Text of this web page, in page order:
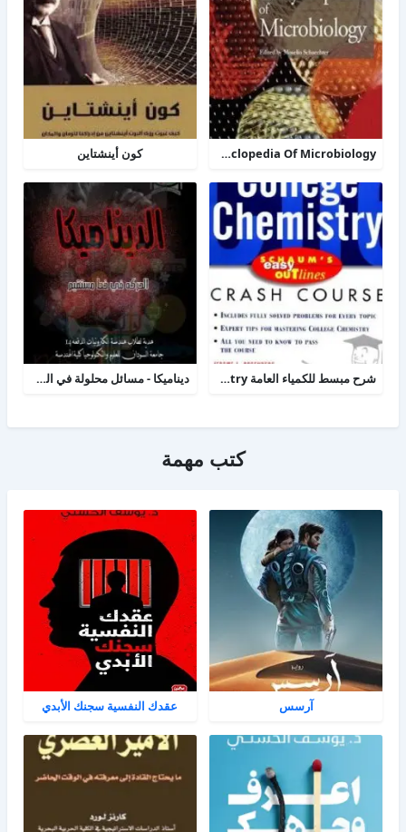
TheDesk Encyclopedia Of Microbiology كون أينشتاين
شرح مبسط للكمياء العامة college chemistry ديناميكا - مسائل محلولة في الحركة الخطية
كتب مهمة
آرسس عقدك النفسية سجنك الأبدي